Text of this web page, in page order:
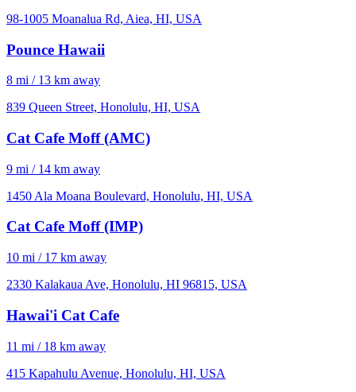
98-1005 Moanalua Rd, Aiea, HI, USA
Pounce Hawaii
8 mi / 13 km away
839 Queen Street, Honolulu, HI, USA
Cat Cafe Moff (AMC)
9 mi / 14 km away
1450 Ala Moana Boulevard, Honolulu, HI, USA
Cat Cafe Moff (IMP)
10 mi / 17 km away
2330 Kalakaua Ave, Honolulu, HI 96815, USA
Hawai'i Cat Cafe
11 mi / 18 km away
415 Kapahulu Avenue, Honolulu, HI, USA